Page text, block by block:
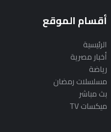
أقسام الموقع
الرئيسية
أخبار مصرية
رياضة
مسلسلات رمضان
بث مباشر
ميكسات TV